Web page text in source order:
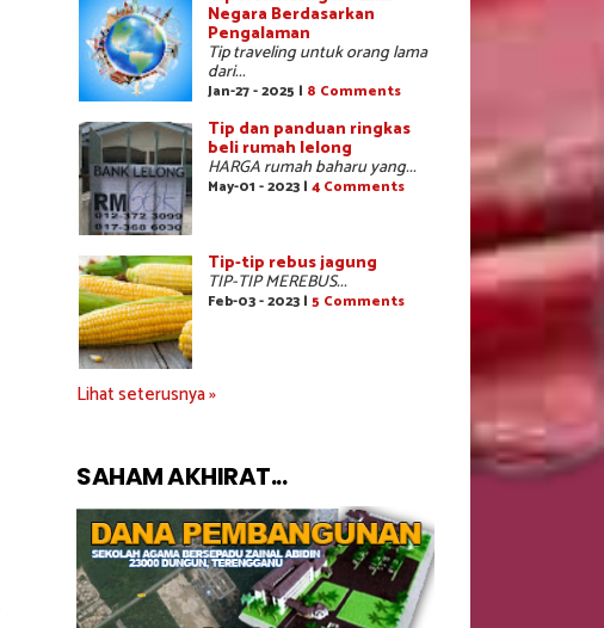
Negara Berdasarkan
Pengalaman
Tip traveling untuk orang lama
dari...
Jan-27 - 2025 | 8 Comments
Tip dan panduan ringkas
beli rumah lelong
HARGA rumah baharu yang...
May-01 - 2023 | 4 Comments
Tip-tip rebus jagung
TIP-TIP MEREBUS...
Feb-03 - 2023 | 5 Comments
Lihat seterusnya »
SAHAM AKHIRAT...